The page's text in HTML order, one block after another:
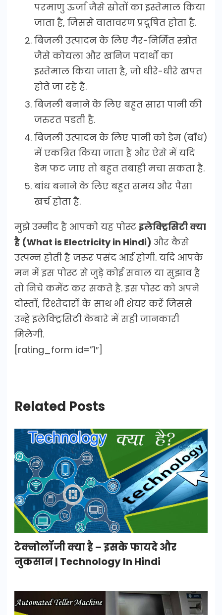
परमाणु ऊर्जा जैसे स्रोतों का इस्तेमाल किया
जाता है, जिससे वातावरण प्रदूषित होता है.
बिजली उत्पादन के लिए गैर-निर्मित स्त्रोत
जैसे कोयला और खनिज पदार्थों का
इस्तेमाल किया जाता है, जो धीरे-धीरे खपत
होते जा रहे हैं.
बिजली बनाने के लिए बहुत सारा पानी की
जरुरत पडती है.
बिजली उत्पादन के लिए पानी को डेम (बाँध)
में एकत्रित किया जाता है और ऐसे में यदि
डेम फट जाए तो बहुत तबाही मचा सकता है.
बांध बनाने के लिए बहुत समय और पैसा
खर्च होता है.
मुझे उम्मीद है आपको यह पोस्ट इलेक्ट्रिसिटी क्या
है (What is Electricity in Hindi) और कैसे
उत्पन्न होती है जरुर पसंद आई होगी. यदि आपके
मन में इस पोस्ट से जुड़े कोई सवाल या सुझाव है
तो निचे कमेंट कर सकते है. इस पोस्ट को अपने
दोस्तों, रिश्तेदारों के साथ भी शेयर करें जिससे
उन्हें इलेक्ट्रिसिटी केबारे में सही जानकारी
मिलेगी.
[rating_form id=”1″]
Related Posts
टेक्नोलॉजी क्या है – इसके फायदे और
नुकसान | Technology In Hindi